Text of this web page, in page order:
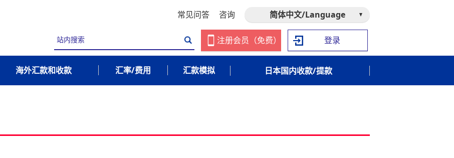
常见问答 咨询 简体中文/Language
注册会员（免费） 登录
海外汇款和收款 汇率/费用 汇款模拟 日本国内收款/提款